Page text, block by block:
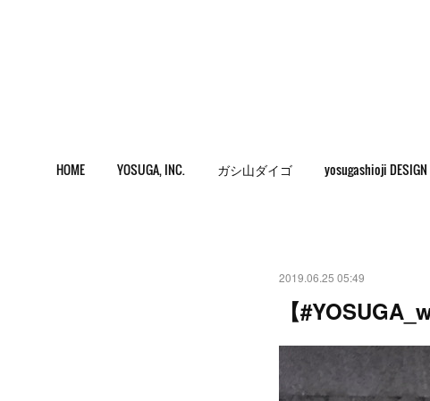
HOME YOSUGA, INC. ガシ山ダイゴ yosugashioji DESIGN
2019.06.25 05:49
【